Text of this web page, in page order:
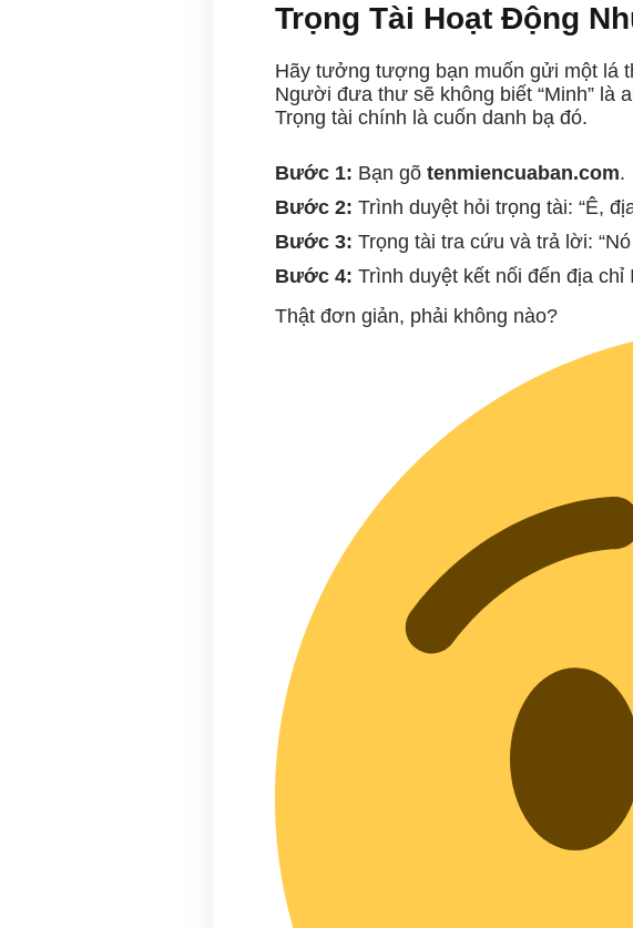
Trọng Tài Hoạt Động
Hãy tưởng tượng bạn muốn gửi một lá
Người đưa thư sẽ không biết “Minh” là
Trọng tài chính là cuốn danh bạ đó.
Bước 1: Bạn gõ tenmiencuaban.com.
Bước 2: Trình duyệt hỏi trọng tài: “Ê,
Bước 3: Trọng tài tra cứu và trả lời:
Bước 4: Trình duyệt kết nối đến địa
Thật đơn giản, phải không nào?